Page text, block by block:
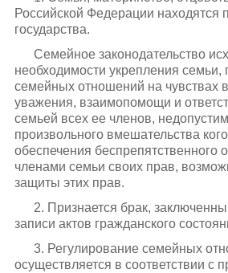
Российской Федерации находятся
государства.
Семейное законодательство
необходимости укрепления семьи,
семейных отношений на чувствах
уважения, взаимопомощи и
семьей всех ее членов,
произвольного вмешательства
обеспечения беспрепятственного
членами семьи своих прав,
защиты этих прав.
2. Признается брак,
записи актов гражданского
3. Регулирование семейных
осуществляется в соответствии с